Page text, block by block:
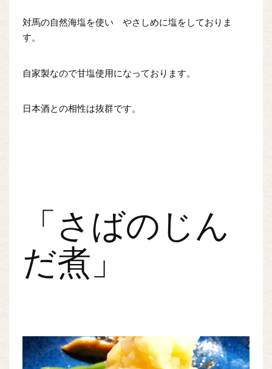
対馬の自然海塩を使い やさしめに塩をしておりま
す。
自家製なので甘塩使用になっております。
日本酒との相性は抜群です。
「さばのじん
だ煮」